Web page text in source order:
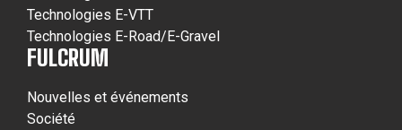
Technologies E-VTT
Technologies E-Road/E-Gravel
FULCRUM
Nouvelles et événements
Société